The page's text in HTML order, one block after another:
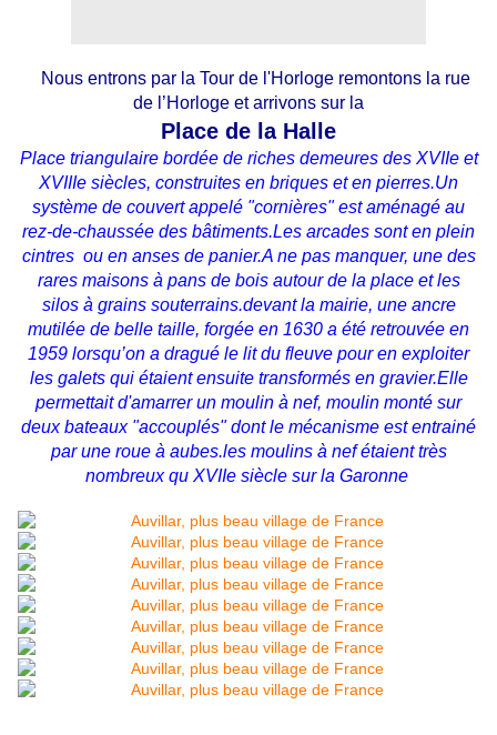
Nous entrons par la Tour de l'Horloge remontons la rue
de l’Horloge et arrivons sur la
Place de la Halle
Place triangulaire bordée de riches demeures des XVIIe et
XVIIIe siècles, construites en briques et en pierres.Un
système de couvert appelé "cornières" est aménagé au
rez-de-chaussée des bâtiments.Les arcades sont en plein
cintres ou en anses de panier.A ne pas manquer, une des
rares maisons à pans de bois autour de la place et les
silos à grains souterrains.devant la mairie, une ancre
mutilée de belle taille, forgée en 1630 a été retrouvée en
1959 lorsqu’on a dragué le lit du fleuve pour en exploiter
les galets qui étaient ensuite transformés en gravier.Elle
permettait d'amarrer un moulin à nef, moulin monté sur
deux bateaux "accouplés" dont le mécanisme est entrainé
par une roue à aubes.les moulins à nef étaient très
nombreux qu XVIIe siècle sur la Garonne